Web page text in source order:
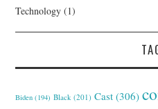
Technology (1)
Biden (194) Black (201) Cast (306)